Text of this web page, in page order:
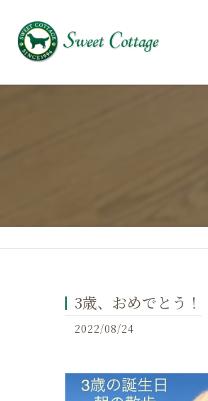
3歳、おめでとう！
2022/08/24